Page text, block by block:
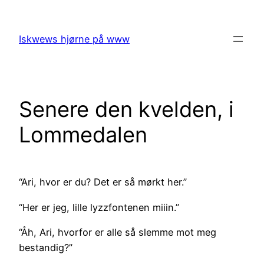
content
Iskwews hjørne på www
Senere den kvelden, i
Lommedalen
“Ari, hvor er du? Det er så mørkt her.”
“Her er jeg, lille lyzzfontenen miiin.”
“Åh, Ari, hvorfor er alle så slemme mot meg
bestandig?”